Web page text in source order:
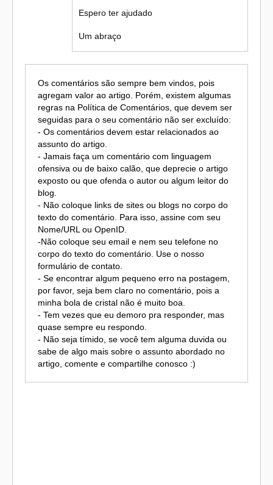
Espero ter ajudado
Um abraço
Os comentários são sempre bem vindos, pois
agregam valor ao artigo. Porém, existem algumas
regras na Política de Comentários, que devem ser
seguidas para o seu comentário não ser excluído:
- Os comentários devem estar relacionados ao
assunto do artigo.
- Jamais faça um comentário com linguagem
ofensiva ou de baixo calão, que deprecie o artigo
exposto ou que ofenda o autor ou algum leitor do
blog.
- Não coloque links de sites ou blogs no corpo do
texto do comentário. Para isso, assine com seu
Nome/URL ou OpenID.
-Não coloque seu email e nem seu telefone no
corpo do texto do comentário. Use o nosso
formulário de contato.
- Se encontrar algum pequeno erro na postagem,
por favor, seja bem claro no comentário, pois a
minha bola de cristal não é muito boa.
- Tem vezes que eu demoro pra responder, mas
quase sempre eu respondo.
- Não seja tímido, se você tem alguma duvida ou
sabe de algo mais sobre o assunto abordado no
artigo, comente e compartilhe conosco :)